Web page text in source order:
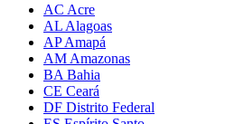
AC Acre
AL Alagoas
AP Amapá
AM Amazonas
BA Bahia
CE Ceará
DF Distrito Federal